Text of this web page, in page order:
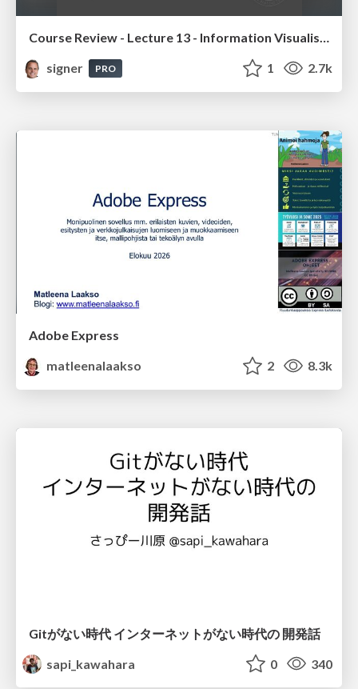
signer
PRO 1 2.7k
Adobe Express
matleenalaakso
2 8.3k
Gitがない時代 インターネットがない時代の 開発話
sapi_kawahara
0 340